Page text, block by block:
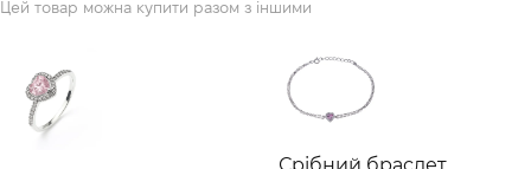
Цей товар можна купити разом з іншими